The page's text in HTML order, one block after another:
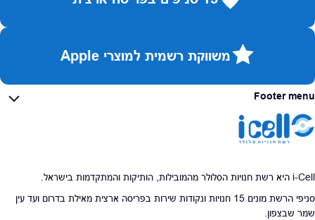
משווקת רשמית למוצרי Apple
Footer menu
i-Cell היא רשת חנויות הסלולר מהמובילות, הותיקות והמתקדמות בישראל.
סניפי הרשת מונים 15 חנויות ונקודות שירות בפריסה ארצית מאילת בדרום ועד עין
שמר שבצפון.